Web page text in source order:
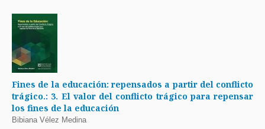
Fines de la educación: repensados a partir del conflicto
trágico.: 3. El valor del conflicto trágico para repensar
los fines de la educación
Bibiana Vélez Medina